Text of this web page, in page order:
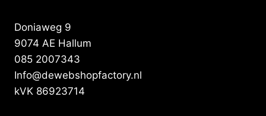
Doniaweg 9
9074 AE Hallum
085 2007343
Info@dewebshopfactory.nl
kVK 86923714